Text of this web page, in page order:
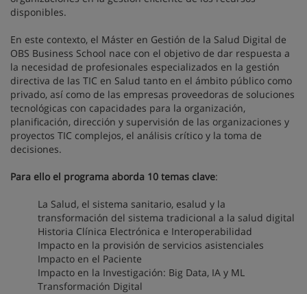
disponibles.
En este contexto, el Máster en Gestión de la Salud Digital de
OBS Business School nace con el objetivo de dar respuesta a
la necesidad de profesionales especializados en la gestión
directiva de las TIC en Salud tanto en el ámbito público como
privado, así como de las empresas proveedoras de soluciones
tecnológicas con capacidades para la organización,
planificación, dirección y supervisión de las organizaciones y
proyectos TIC complejos, el análisis crítico y la toma de
decisiones.
Para ello el programa aborda 10 temas clave:
La Salud, el sistema sanitario, esalud y la
transformación del sistema tradicional a la salud digital
Historia Clínica Electrónica e Interoperabilidad
Impacto en la provisión de servicios asistenciales
Impacto en el Paciente
Impacto en la Investigación: Big Data, IA y ML
Transformación Digital